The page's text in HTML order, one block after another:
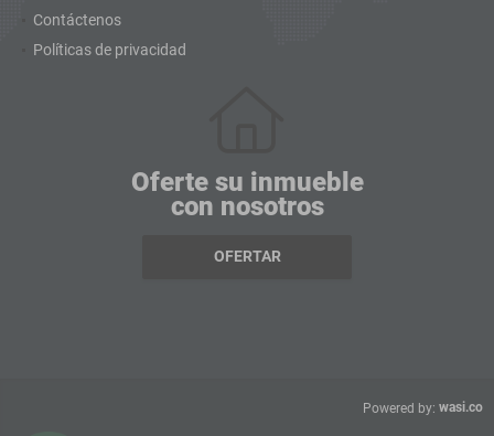
Contáctenos
Políticas de privacidad
Oferte su inmueble
con nosotros
OFERTAR
Powered by: wasi.co